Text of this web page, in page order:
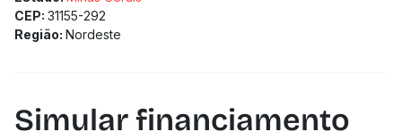
CEP: 31155-292
Região: Nordeste
Simular financiamento